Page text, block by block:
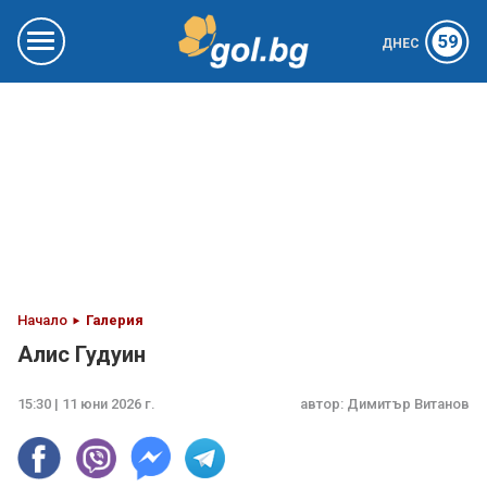
ДНЕС 59
Начало Галерия
Алис Гудуин
15:30 | 11 юни 2026 г. автор: Димитър Витанов